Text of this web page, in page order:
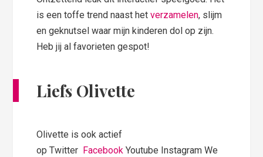
is een toffe trend naast hetverzamelen, slijm
en geknutsel waar mijn kinderen dol op zijn.
Heb jij al favorieten gespot!
Liefs Olivette
Olivette is ook actief
op Twitter Facebook Youtube Instagram We